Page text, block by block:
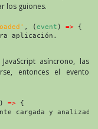
los guiones.
, (event ) => {
aplicación.
asíncrono, las
entonces el evento
) => {
cargada y analizada.